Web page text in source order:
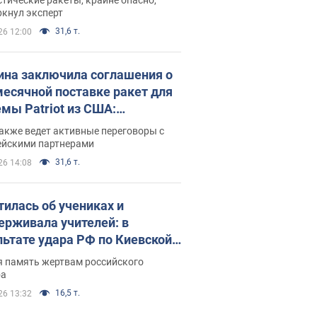
эксперт
12:00 31,6 т.
заключила соглашения о
поставке ракет для
Patriot из США:
раскрыл подробности
ведет активные переговоры с
партнерами
14:08 31,6 т.
об учениках и
учителей: в
удара РФ по Киевской
погибли директор
лицея, её муж и внук
память жертвам российского
13:32 16,5 т.